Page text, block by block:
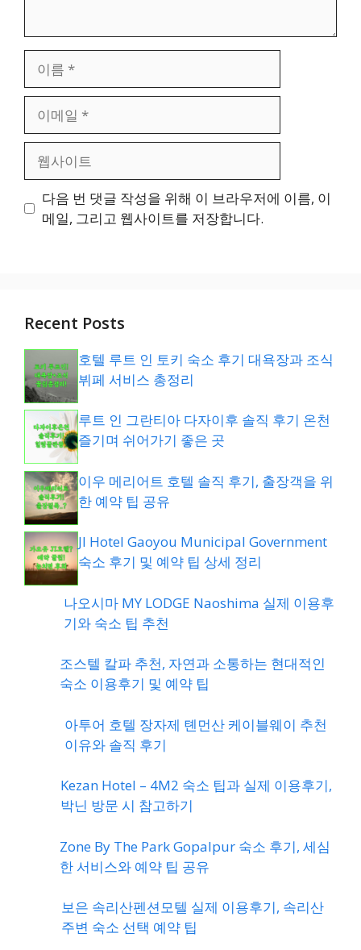
일
트
다음 번 댓글 작성을 위해 이 브라우저에 이름, 이
메일, 그리고 웹사이트를 저장합니다.
Recent Posts
호텔 루트 인 토키 숙소 후기 대욕장과 조식
뷔페 서비스 총정리
루트 인 그란티아 다자이후 솔직 후기 온천
즐기며 쉬어가기 좋은 곳
이우 메리어트 호텔 솔직 후기, 출장객을 위
한 예약 팁 공유
JI Hotel Gaoyou Municipal Government
숙소 후기 및 예약 팁 상세 정리
나오시마 MY LODGE Naoshima 실제 이용후
기와 숙소 팁 추천
조스텔 칼파 추천, 자연과 소통하는 현대적인
숙소 이용후기 및 예약 팁
아투어 호텔 장자제 톈먼산 케이블웨이 추천
이유와 솔직 후기
Kezan Hotel – 4M2 숙소 팁과 실제 이용후기,
박닌 방문 시 참고하기
Zone By The Park Gopalpur 숙소 후기, 세심
한 서비스와 예약 팁 공유
보은 속리산펜션모텔 실제 이용후기, 속리산
주변 숙소 선택 예약 팁